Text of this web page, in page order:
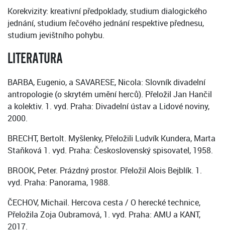
Korekvizity: kreativní předpoklady, studium dialogického
jednání, studium řečového jednání respektive přednesu,
studium jevištního pohybu.
LITERATURA
BARBA, Eugenio, a SAVARESE, Nicola: Slovník divadelní
antropologie (o skrytém umění herců). Přeložil Jan Hančil
a kolektiv. 1. vyd. Praha: Divadelní ústav a Lidové noviny,
2000.
BRECHT, Bertolt. Myšlenky, Přeložili Ludvík Kundera, Marta
Staňková 1. vyd. Praha: Československý spisovatel, 1958.
BROOK, Peter. Prázdný prostor. Přeložil Alois Bejblík. 1.
vyd. Praha: Panorama, 1988.
ČECHOV, Michail. Hercova cesta / O herecké technice,
Přeložila Zoja Oubramová, 1. vyd. Praha: AMU a KANT,
2017.